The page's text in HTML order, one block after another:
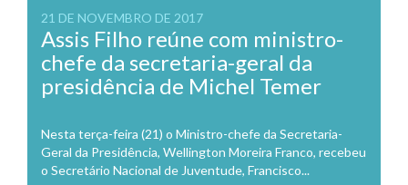
21 DE NOVEMBRO DE 2017
Assis Filho reúne com ministro-
chefe da secretaria-geral da
presidência de Michel Temer
Nesta terça-feira (21) o Ministro-chefe da Secretaria-
Geral da Presidência, Wellington Moreira Franco, recebeu
o Secretário Nacional de Juventude, Francisco...